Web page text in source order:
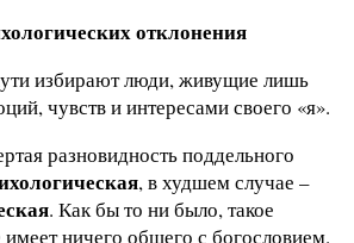
отклонения
избирают люди, живущие лишь
чувств и интересами своего «я».
разновидность поддельного
, в худшем случае –
. Как бы то ни было, такое
ничего общего с богословием.